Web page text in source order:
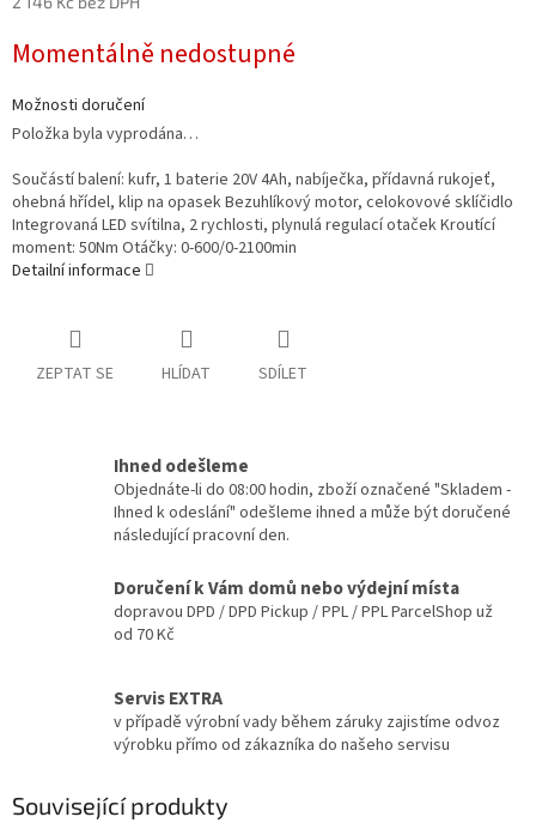
cena:
Momentálně nedostupné
Možnosti doručení
Položka byla vyprodána…
Součástí balení: kufr, 1 baterie 20V 4Ah, nabíječka, přídavná rukojeť,
ohebná hřídel, klip na opasek Bezuhlíkový motor, celokovové sklíčidlo
Integrovaná LED svítilna, 2 rychlosti, plynulá regulací otaček Kroutící
moment: 50Nm Otáčky: 0-600/0-2100min
Detailní informace
ZEPTAT SE HLÍDAT SDÍLET
Ihned odešleme
Objednáte-li do 08:00 hodin, zboží označené "Skladem -
Ihned k odeslání" odešleme ihned a může být doručené
následující pracovní den.
Doručení k Vám domů nebo výdejní místa
dopravou DPD / DPD Pickup / PPL / PPL ParcelShop už
od 70 Kč
Servis EXTRA
v případě výrobní vady během záruky zajistíme odvoz
výrobku přímo od zákazníka do našeho servisu
Související produkty